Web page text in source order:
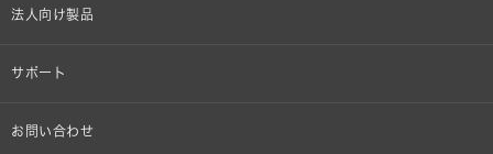
オンラインストア限定
法人向け製品
設備音響機器
サポート
個人向け製品サポート
お問い合わせ